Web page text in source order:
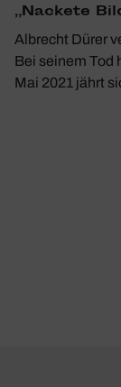
„Nackete
Albrecht Dürer
Bei seinem Tod
Mai 2021 jährt